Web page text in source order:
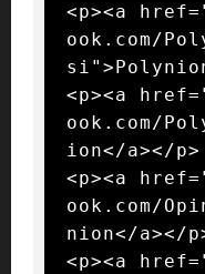
<p><a
ook.com/
<p><a
ook.com/
ion</a></p>
<p><a
ook.com/
nion</a></
<p><a